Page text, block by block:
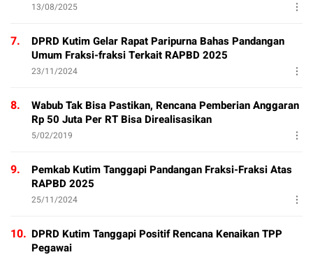
13/08/2025
7.
DPRD Kutim Gelar Rapat Paripurna Bahas Pandangan
Umum Fraksi-fraksi Terkait RAPBD 2025
23/11/2024
8.
Wabub Tak Bisa Pastikan, Rencana Pemberian Anggaran
Rp 50 Juta Per RT Bisa Direalisasikan
5/02/2019
9.
Pemkab Kutim Tanggapi Pandangan Fraksi-Fraksi Atas
RAPBD 2025
25/11/2024
10. DPRD Kutim Tanggapi Positif Rencana Kenaikan TPP
Pegawai